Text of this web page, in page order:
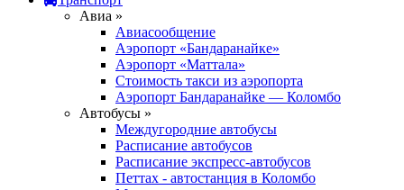
Авиа »
Авиасообщение
Аэропорт «Бандаранайке»
Аэропорт «Маттала»
Стоимость такси из аэропорта
Аэропорт Бандаранайке — Коломбо
Автобусы »
Междугородние автобусы
Расписание автобусов
Расписание экспресс-автобусов
Петтах - автостанция в Коломбо